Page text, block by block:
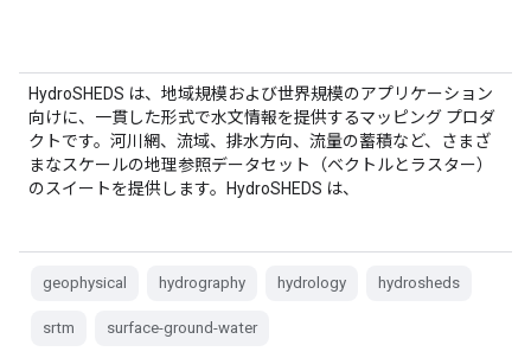
HydroSHEDS は、地域規模および世界規模のアプリケーション
向けに、一貫した形式で水文情報を提供するマッピング プロダ
クトです。河川網、流域、排水方向、流量の蓄積など、さまざ
まなスケールの地理参照データセット（ベクトルとラスター）
のスイートを提供します。HydroSHEDS は、
geophysical hydrography hydrology hydrosheds
srtm surface-ground-water